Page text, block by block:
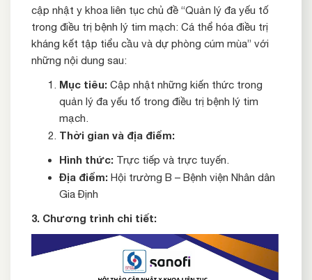
cập nhật y khoa liên tục chủ đề “Quản lý đa yếu tố
trong điều trị bệnh lý tim mạch: Cá thể hóa điều trị
kháng kết tập tiểu cầu và dự phòng cúm mùa” với
những nội dung sau:
Mục tiêu: Cập nhật những kiến thức trong
quản lý đa yếu tố trong điều trị bệnh lý tim
mạch.
Thời gian và địa điểm:
Hình thức: Trực tiếp và trực tuyến.
Địa điểm: Hội trường B – Bệnh viện Nhân dân
Gia Định
3. Chương trình chi tiết: